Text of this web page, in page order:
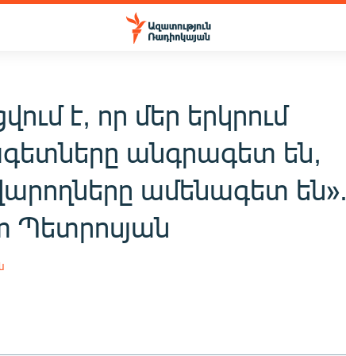
է, որ մեր երկրում
անգրագետ են,
ամենագետ են».
Պետրոսյան